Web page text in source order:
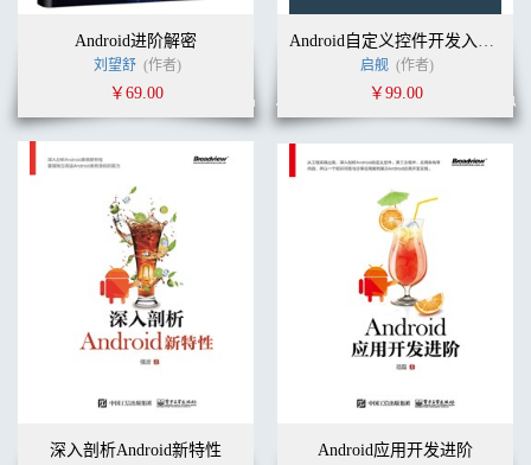
Android进阶解密
刘望舒 (作者)
￥69.00
Android自定义控件开发入门与实战
启舰 (作者)
￥99.00
深入剖析Android新特性 Android应用开发进阶